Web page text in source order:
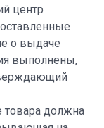
центр
о выдаче
выполнены,
товара должна